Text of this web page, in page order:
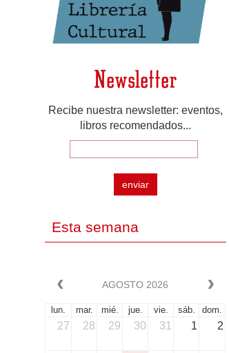
Newsletter
Recibe nuestra newsletter: eventos,
libros recomendados...
enviar
Esta semana
AGOSTO 2026
lun. mar. mié. jue. vie. sáb. dom.
27 28 29 30 31 1 2